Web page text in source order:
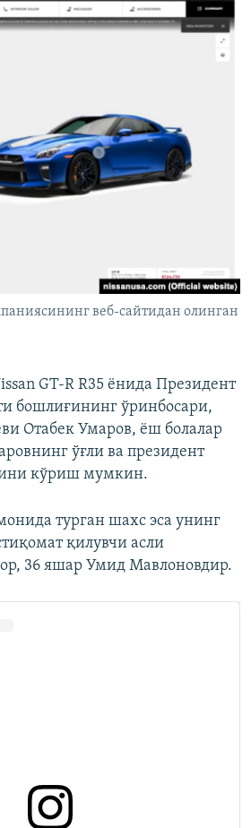
веб-сайтидан олинган
GT-R R35 ёнида Президент
бошлиғининг ўринбосари,
Отабек Умаров, ёш болалар
ўғли ва президент
кўриш мумкин.
турган шахс эса унинг
қилувчи асли
36 яшар Умид Мавлоновдир.